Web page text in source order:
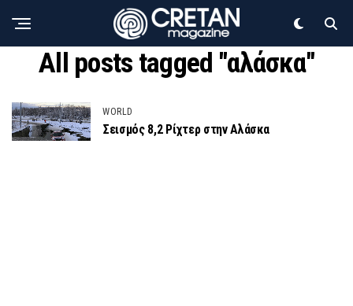
All posts tagged "αλάσκα"
WORLD
Σεισμός 8,2 Ρίχτερ στην Αλάσκα